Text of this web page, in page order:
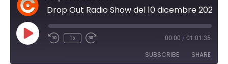
Play
Episode
1x 00:00 / 01:01:35
SUBSCRIBE SHARE